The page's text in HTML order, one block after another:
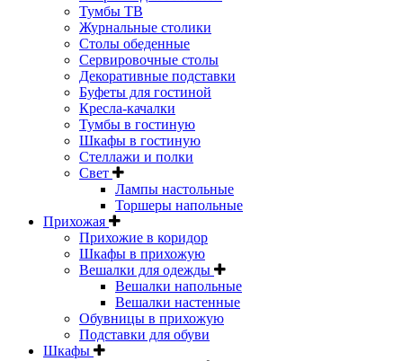
Тумбы ТВ
Журнальные столики
Столы обеденные
Сервировочные столы
Декоративные подставки
Буфеты для гостиной
Кресла-качалки
Тумбы в гостиную
Шкафы в гостиную
Стеллажи и полки
Свет
Лампы настольные
Торшеры напольные
Прихожая
Прихожие в коридор
Шкафы в прихожую
Вешалки для одежды
Вешалки напольные
Вешалки настенные
Обувницы в прихожую
Подставки для обуви
Шкафы